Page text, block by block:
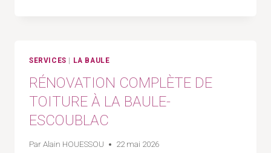
BAULE-
ESCOUBLAC
SERVICES | LA BAULE
RÉNOVATION COMPLÈTE DE
TOITURE À LA BAULE-
ESCOUBLAC
ParAlain HOUESSOU 22 mai 2026